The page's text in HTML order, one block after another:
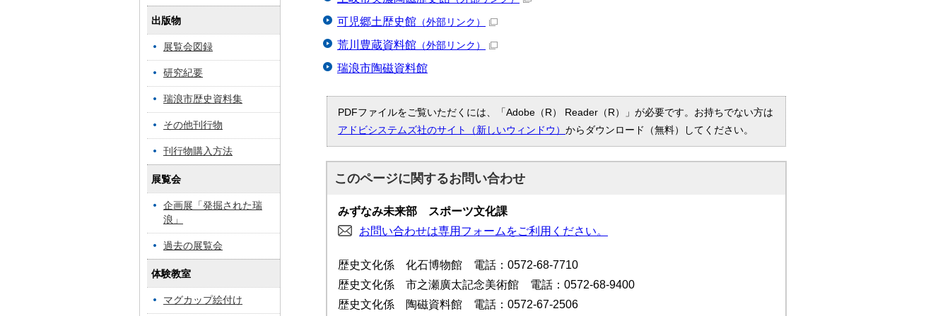
可児郷土歴史館 （外部リンク）
荒川豊蔵資料館 （外部リンク）
瑞浪市陶磁資料館
PDFファイルをご覧いただくには、「Adobe（R） Reader（R）」が必要です。お持ちでない方は
アドビシステムズ社のサイト（新しいウィンドウ） からダウンロード（無料）してください。
このページに関するお問い合わせ
みずなみ未来部 スポーツ文化課
お問い合わせは専用フォームをご利用ください。
歴史文化係 化石博物館 電話：0572-68-7710
歴史文化係 市之瀬廣太記念美術館 電話：0572-68-9400
歴史文化係 陶磁資料館 電話：0572-67-2506
出版物
展覧会図録
研究紀要
瑞浪市歴史資料集
その他刊行物
刊行物購入方法
展覧会
企画展「発掘された瑞
浪」
過去の展覧会
体験教室
マグカップ絵付け